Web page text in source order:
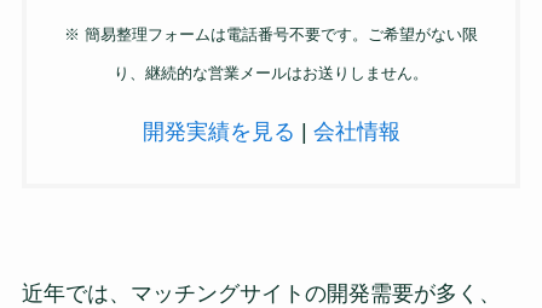
※ 簡易整理フォームは電話番号不要です。ご希望がない限
り、継続的な営業メールはお送りしません。
開発実績を見る | 会社情報
近年では、マッチングサイトの開発需要が多く、